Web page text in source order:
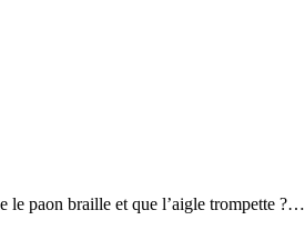
le paon braille et que l’aigle trompette ?…